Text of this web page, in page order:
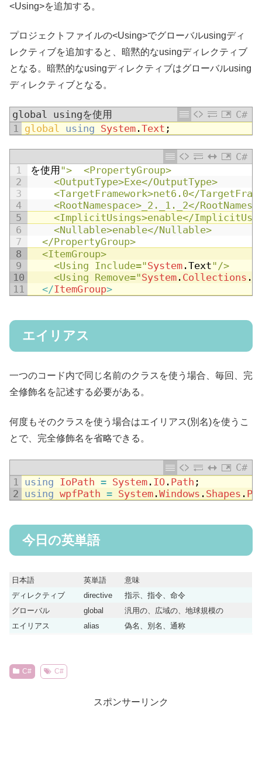
<Using>を追加する。
プロジェクトファイルの<Using>でグローバルusingディ
レクティブを追加すると、暗黙的なusingディレクティブ
となる。暗黙的なusingディレクティブはグローバルusing
ディレクティブとなる。
global usingを使用
C#
1 global using System .Text ;
C#
1
2
3
4
5
6
7
8
9
10
11
を使用 ">  <PropertyGroup>
<OutputType>Exe</OutputType>
<TargetFramework>net6.0</
<RootNamespace>_2._1._2</
<ImplicitUsings>enable</
<Nullable>enable</Nullable>
</PropertyGroup>
<ItemGroup>
	<Using Include="
System .Text"/>
	<Using Remove="
System . Collections .
</ItemGroup>
エイリアス
一つのコード内で同じ名前のクラスを使う場合、毎回、完
全修飾名を記述する必要がある。
何度もそのクラスを使う場合はエイリアス(別名)を使うこ
とで、完全修飾名を省略できる。
C#
1
2
using IoPath = System . IO . Path ;
using wpfPath = System .Windows . Shapes .
今日の英単語
日本語 英単語
意味
ディレクティブ
directive
指示、指令、命令
グローバル
global
汎用の、広域の、地球規模の
エイリアス
alias 偽名、別名、通称
C# C#
スポンサーリンク